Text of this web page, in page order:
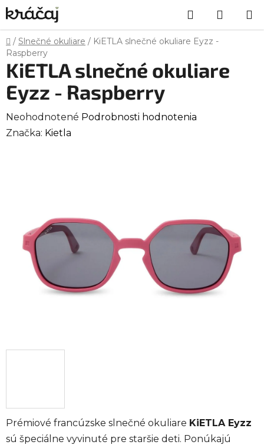
Prejsť
na
obsah
Hľadať
KOŠÍK
Domov
/ Slnečné okuliare / KiETLA slnečné okuliare Eyzz -
Raspberry
Prémiové francúzske slnečné okuliare KiETLA Eyzz
sú špeciálne vyvinuté pre staršie deti. Ponúkajú
KiETLA slnečné okuliare
Eyzz - Raspberry
Priemerné
hodnotenie
hviezdičiek.
Neohodnotené Podrobnosti hodnotenia
Značka: Kietla